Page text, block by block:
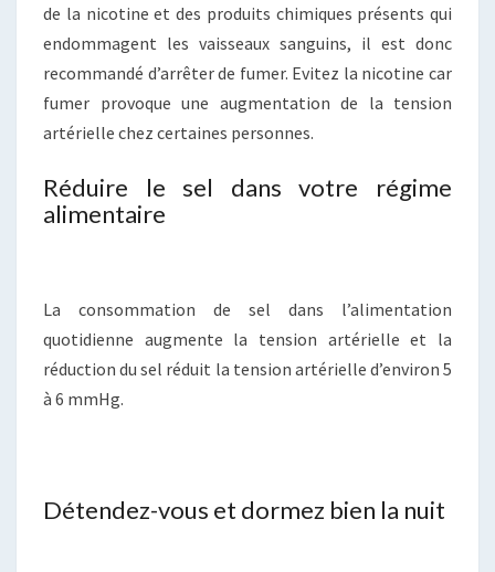
de la nicotine et des produits chimiques présents qui
endommagent les vaisseaux sanguins, il est donc
recommandé d’arrêter de fumer. Evitez la nicotine car
fumer provoque une augmentation de la tension
artérielle chez certaines personnes.
Réduire le sel dans votre régime
alimentaire
La consommation de sel dans l’alimentation
quotidienne augmente la tension artérielle et la
réduction du sel réduit la tension artérielle d’environ 5
à 6 mmHg.
Détendez-vous et dormez bien la nuit